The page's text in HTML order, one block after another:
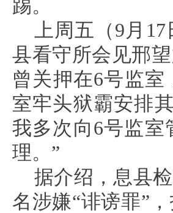
踢。
上周五（9月
县看守所会见邢
曾关押在6号监
室牢头狱霸安排
我多次向6号监室
理。”
据介绍，息县
名涉嫌“诽谤罪”